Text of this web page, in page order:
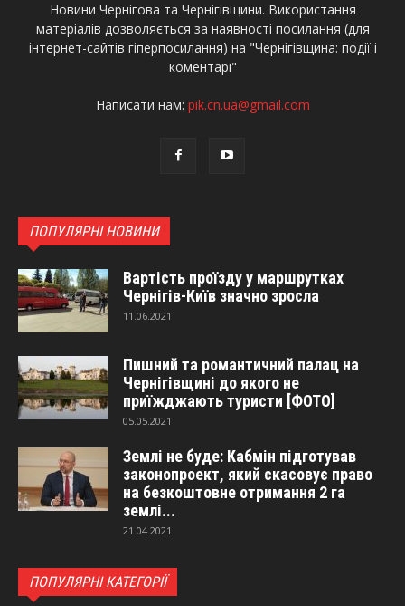
Новини Чернігова та Чернігівщини. Використання
матеріалів дозволяється за наявності посилання (для
інтернет-сайтів гіперпосилання) на "Чернігівщина: події і
коментарі"
Написати нам: pik.cn.ua@gmail.com
ПОПУЛЯРНІ НОВИНИ
Вартість проїзду у маршрутках
Чернігів-Київ значно зросла
11.06.2021
Пишний та романтичний палац на
Чернігівщині до якого не
приїжджають туристи [ФОТО]
05.05.2021
Землі не буде: Кабмін підготував
законопроект, який скасовує право
на безкоштовне отримання 2 га
землі...
21.04.2021
ПОПУЛЯРНІ КАТЕГОРІЇ